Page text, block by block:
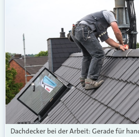
Dachdecker bei der Arbeit: Gerade für